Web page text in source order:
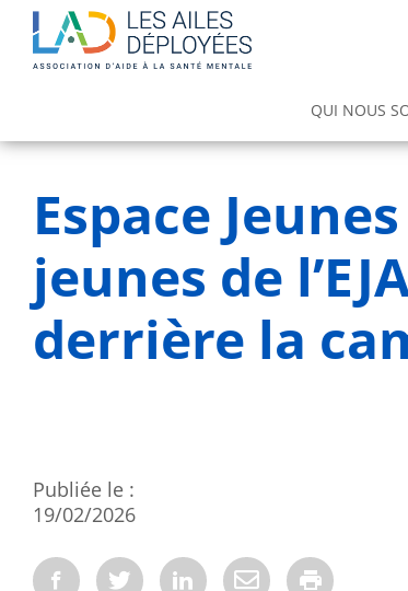
Main
QUI NOUS
Espace
jeunes de
derrière la
Publiée le
19/02/2026